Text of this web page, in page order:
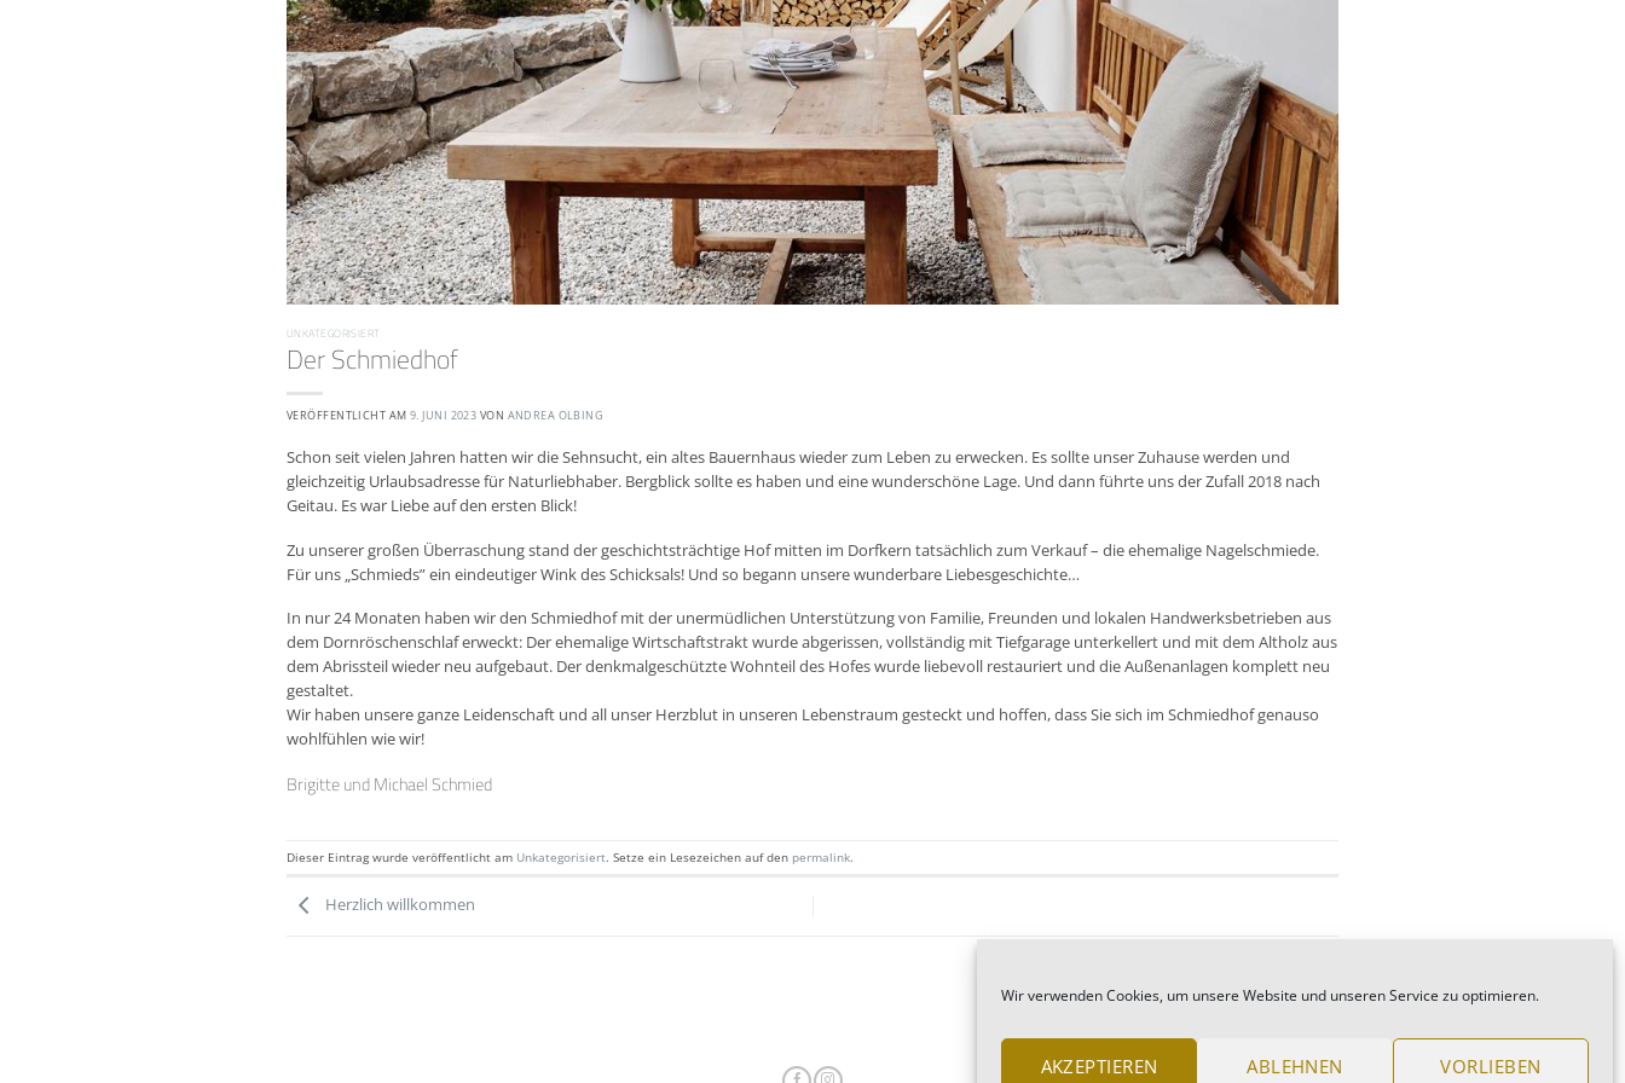
Wir verwenden Cookies, um unsere Website und unseren Service zu optimieren.
AKZEPTIEREN ABLEHNEN VORLIEBEN
UNKATEGORISIERT
Der Schmiedhof
VERÖFFENTLICHT AM 9. JUNI 2023 VON ANDREA OLBING
Schon seit vielen Jahren hatten wir die Sehnsucht, ein altes Bauernhaus wieder zum Leben zu erwecken. Es sollte unser Zuhause werden und
gleichzeitig Urlaubsadresse für Naturliebhaber. Bergblick sollte es haben und eine wunderschöne Lage. Und dann führte uns der Zufall 2018 nach
Geitau. Es war Liebe auf den ersten Blick!
Zu unserer großen Überraschung stand der geschichtsträchtige Hof mitten im Dorfkern tatsächlich zum Verkauf – die ehemalige Nagelschmiede.
Für uns „Schmieds” ein eindeutiger Wink des Schicksals! Und so begann unsere wunderbare Liebesgeschichte…
In nur 24 Monaten haben wir den Schmiedhof mit der unermüdlichen Unterstützung von Familie, Freunden und lokalen Handwerksbetrieben aus
dem Dornröschenschlaf erweckt: Der ehemalige Wirtschaftstrakt wurde abgerissen, vollständig mit Tiefgarage unterkellert und mit dem Altholz aus
dem Abrissteil wieder neu aufgebaut. Der denkmalgeschützte Wohnteil des Hofes wurde liebevoll restauriert und die Außenanlagen komplett neu
gestaltet.
Wir haben unsere ganze Leidenschaft und all unser Herzblut in unseren Lebenstraum gesteckt und hoffen, dass Sie sich im Schmiedhof genauso
wohlfühlen wie wir!
Brigitte und Michael Schmied
Dieser Eintrag wurde veröffentlicht am Unkategorisiert. Setze ein Lesezeichen auf den permalink.
Herzlich willkommen